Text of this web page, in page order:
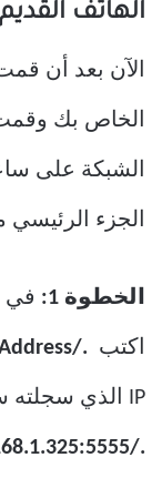
الهاتف القديم
الشبكة على
الجزء الرئيسي
الخطوة 1: في
اكتب ./adb connect <IP Address>.
IP الذي سجلته سابقًا. لذا سيبدو الأمر كما يلي:
./adb connect 192.168.1.325:5555.